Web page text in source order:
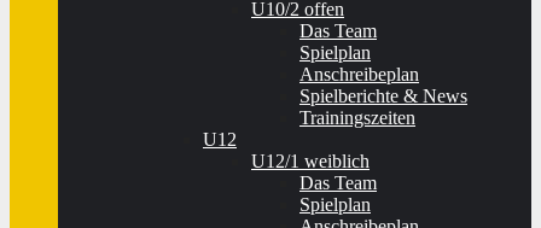
U10/2 offen
Das Team
Spielplan
Anschreibeplan
Spielberichte & News
Trainingszeiten
U12
U12/1 weiblich
Das Team
Spielplan